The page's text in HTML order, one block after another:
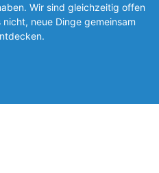
Wir sind gleichzeitig offen
neue Dinge gemeinsam